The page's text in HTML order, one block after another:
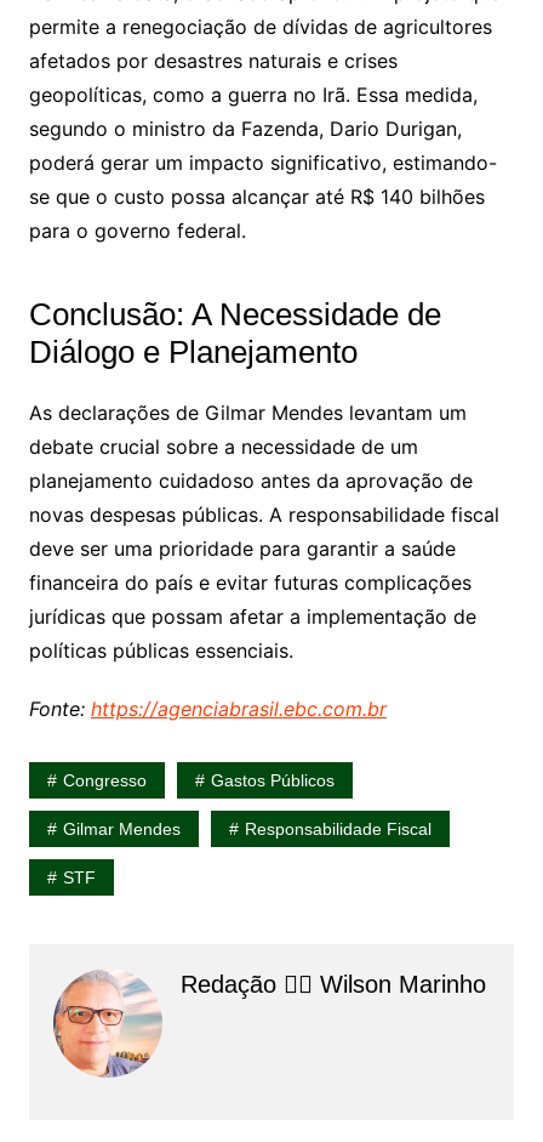
permite a renegociação de dívidas de agricultores
afetados por desastres naturais e crises
geopolíticas, como a guerra no Irã. Essa medida,
segundo o ministro da Fazenda, Dario Durigan,
poderá gerar um impacto significativo, estimando-
se que o custo possa alcançar até R$ 140 bilhões
para o governo federal.
Conclusão: A Necessidade de
Diálogo e Planejamento
As declarações de Gilmar Mendes levantam um
debate crucial sobre a necessidade de um
planejamento cuidadoso antes da aprovação de
novas despesas públicas. A responsabilidade fiscal
deve ser uma prioridade para garantir a saúde
financeira do país e evitar futuras complicações
jurídicas que possam afetar a implementação de
políticas públicas essenciais.
Fonte: https://agenciabrasil.ebc.com.br
Congresso Gastos Públicos
Gilmar Mendes Responsabilidade Fiscal
STF
Redação 👨‍⚖️​ Wilson Marinho